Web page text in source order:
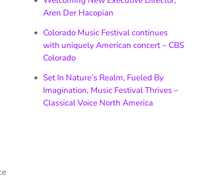
Aren Der Hacopian
Colorado Music Festival continues
with uniquely American concert – CBS
Colorado
Set In Nature’s Realm, Fueled By
Imagination, Music Festival Thrives –
Classical Voice North America